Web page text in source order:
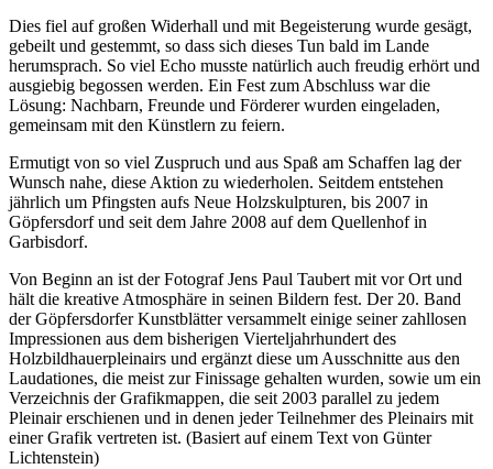
Dies fiel auf großen Widerhall und mit Begeisterung wurde gesägt,
gebeilt und gestemmt, so dass sich dieses Tun bald im Lande
herumsprach. So viel Echo musste natürlich auch freudig erhört und
ausgiebig begossen werden. Ein Fest zum Abschluss war die
Lösung: Nachbarn, Freunde und Förderer wurden eingeladen,
gemeinsam mit den Künstlern zu feiern.
Ermutigt von so viel Zuspruch und aus Spaß am Schaffen lag der
Wunsch nahe, diese Aktion zu wiederholen. Seitdem entstehen
jährlich um Pfingsten aufs Neue Holzskulpturen, bis 2007 in
Göpfersdorf und seit dem Jahre 2008 auf dem Quellenhof in
Garbisdorf.
Von Beginn an ist der Fotograf Jens Paul Taubert mit vor Ort und
hält die kreative Atmosphäre in seinen Bildern fest. Der 20. Band
der Göpfersdorfer Kunstblätter versammelt einige seiner zahllosen
Impressionen aus dem bisherigen Vierteljahrhundert des
Holzbildhauerpleinairs und ergänzt diese um Ausschnitte aus den
Laudationes, die meist zur Finissage gehalten wurden, sowie um ein
Verzeichnis der Grafikmappen, die seit 2003 parallel zu jedem
Pleinair erschienen und in denen jeder Teilnehmer des Pleinairs mit
einer Grafik vertreten ist. (Basiert auf einem Text von Günter
Lichtenstein)